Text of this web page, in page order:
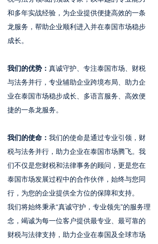
和多年实战经验，为企业提供便捷高效的一条
龙服务，帮助企业顺利进入并在泰国市场稳步
成长。
我们的优势： 真诚守护、专注泰国市场、财税
与法务并行，专业辅助企业跨境布局、助力企
业在泰国市场稳步成长、多语言服务、高效便
捷的一条龙服务。
我们的使命： 我们的使命是通过专业引领，财
税与法务并行，助力企业在泰国市场腾飞。我
们不仅是您财税和法律事务的顾问，更是您在
泰国市场发展过程中的合作伙伴，始终与您同
行，为您的企业提供全方位的保障和支持。
我们将始终秉承“真诚守护，专业领先”的服务理
念，竭诚为每一位客户提供最专业、最可靠的
财税与法律支持，助力企业在泰国及全球市场